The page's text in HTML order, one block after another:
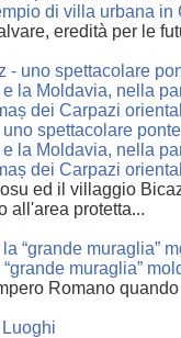
di villa urbana in
eredità per le
spettacolare
la Moldavia, nella
dei Carpazi
ed il villaggio
all'area protetta...
muraglia”
Romano